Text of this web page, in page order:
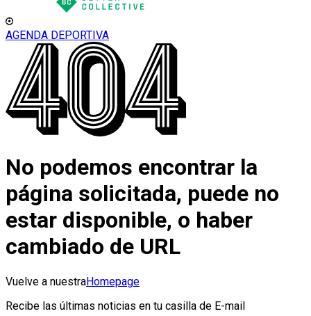
AGENDA DEPORTIVA
No podemos encontrar la
página solicitada, puede no
estar disponible, o haber
cambiado de URL
Vuelve a nuestraHomepage
Recibe las últimas noticias en tu casilla de E-mail